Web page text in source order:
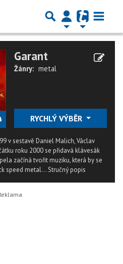
Garant
Žánry: metal
RYCHLÝ VÝBĚR
v sestavě Daniel Malich, Václav
roku 2000 se přidavá klávesák
začíná tvořit muziku, která by se
speed metal...Stručný popis